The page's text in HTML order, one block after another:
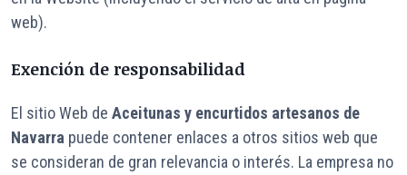
web).
Exención de responsabilidad
El sitio Web de Aceitunas y encurtidos artesanos de
Navarra puede contener enlaces a otros sitios web que
se consideran de gran relevancia o interés. La empresa no